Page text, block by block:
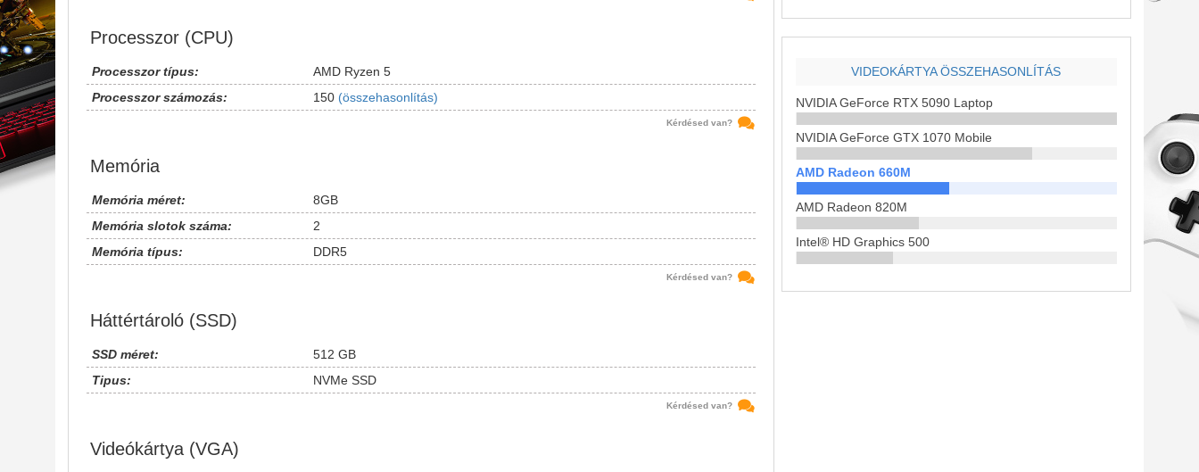
Processzor (CPU)
Processzor típus:
AMD Ryzen 5
Processzor számozás:
150 (összehasonlítás)
Kérdésed van?
Memória
Memória méret:
8GB
Memória slotok száma:
2
Memória típus:
DDR5
Kérdésed van?
Háttértároló (SSD)
SSD méret:
512 GB
Tipus:
NVMe SSD
Kérdésed van?
Videókártya (VGA)
VIDEOKÁRTYA ÖSSZEHASONLÍTÁS
NVIDIA GeForce RTX 5090 Laptop
NVIDIA GeForce GTX 1070 Mobile
AMD Radeon 660M
AMD Radeon 820M
Intel® HD Graphics 500